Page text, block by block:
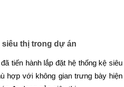
thị trong dự án
tiến hành lắp đặt hệ thống kệ siêu
hợp với không gian trưng bày hiện